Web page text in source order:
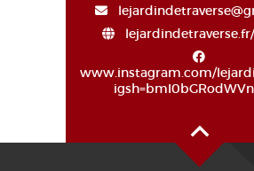
www.instagram.com/